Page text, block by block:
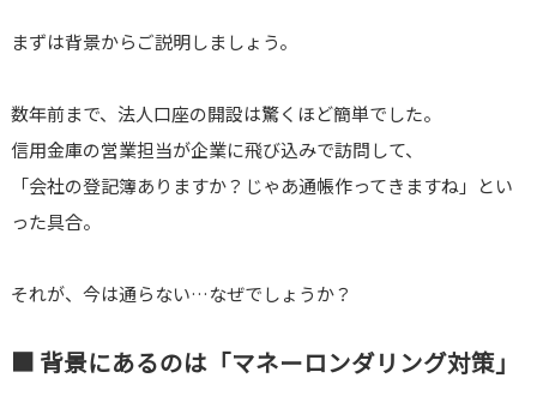
まずは背景からご説明しましょう。
数年前まで、法人口座の開設は驚くほど簡単でした。
信用金庫の営業担当が企業に飛び込みで訪問して、
「会社の登記簿ありますか？じゃあ通帳作ってきますね」とい
った具合。
それが、今は通らない…なぜでしょうか？
■ 背景にあるのは「マネーロンダリング対策」